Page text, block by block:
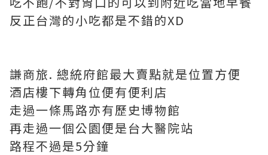
反正台灣的小吃都是不錯的XD
謙商旅. 總統府館最大賣點就是位置方便
酒店樓下轉角位便有便利店
走過一條馬路亦有歷史博物館
再走過一個公園便是台大醫院站
路程不過是5分鐘